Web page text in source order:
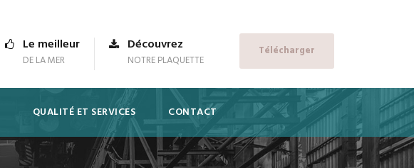
Le meilleur
DE LA MER
Découvrez
NOTRE PLAQUETTE
Télécharger
QUALITÉ ET SERVICES CONTACT